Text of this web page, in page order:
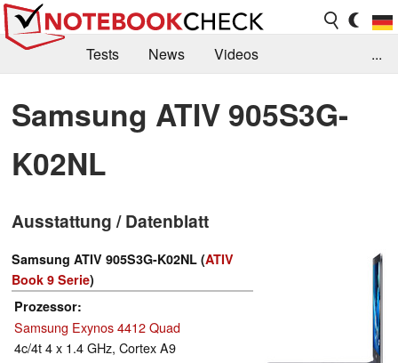
Tests News
Videos
Kaufberatung
Deals Suche
Jobs
Forum
...
Samsung ATIV 905S3G-
K02NL
Ausstattung / Datenblatt
Samsung ATIV 905S3G-K02NL (ATIV
Book 9 Serie)
Prozessor
Samsung Exynos 4412 Quad
4c/4t 4 x 1.4 GHz, Cortex A9